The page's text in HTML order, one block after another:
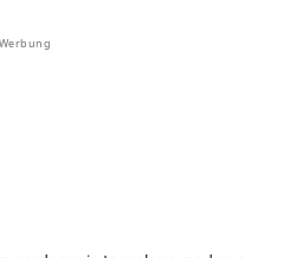
Werbung